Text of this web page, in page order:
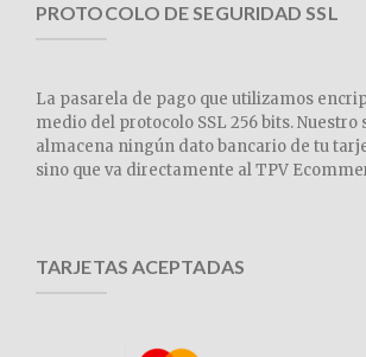
PROTOCOLO DE SEGURIDAD SSL
La pasarela de pago que utilizamos
medio del protocolo SSL 256 bits. Nuestro
almacena ningún dato bancario de tu
sino que va directamente al TPV
TARJETAS ACEPTADAS